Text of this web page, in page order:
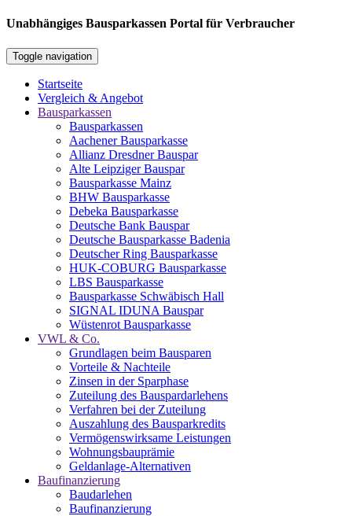
Unabhängiges Bausparkassen Portal für Verbraucher
Toggle navigation
Startseite
Vergleich & Angebot
Bausparkassen
Bausparkassen
Aachener Bausparkasse
Allianz Dresdner Bauspar
Alte Leipziger Bauspar
Bausparkasse Mainz
BHW Bausparkasse
Debeka Bausparkasse
Deutsche Bank Bauspar
Deutsche Bausparkasse Badenia
Deutscher Ring Bausparkasse
HUK-COBURG Bausparkasse
LBS Bausparkasse
Bausparkasse Schwäbisch Hall
SIGNAL IDUNA Bauspar
Wüstenrot Bausparkasse
VWL & Co.
Grundlagen beim Bausparen
Vorteile & Nachteile
Zinsen in der Sparphase
Zuteilung des Bauspardarlehens
Verfahren bei der Zuteilung
Auszahlung des Bausparkredits
Vermögenswirksame Leistungen
Wohnungsbauprämie
Geldanlage-Alternativen
Baufinanzierung
Baudarlehen
Baufinanzierung